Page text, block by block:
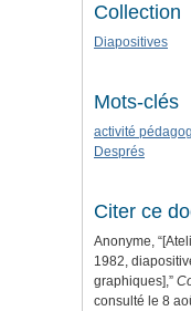
Collection
Diapositives
Mots-clés
activité
Després
Citer ce
Anonyme,
1982,
graphiques],”
consulté le 8